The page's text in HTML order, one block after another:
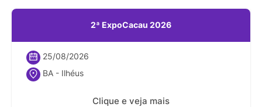
2ª ExpoCacau 2026
25/08/2026
BA - Ilhéus
Clique e veja mais